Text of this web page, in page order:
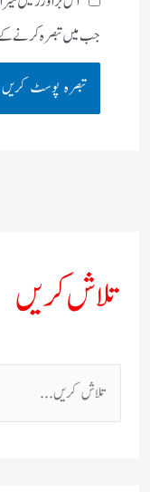
جب میں تبصرہ کرنے
تلاش کریں
ل